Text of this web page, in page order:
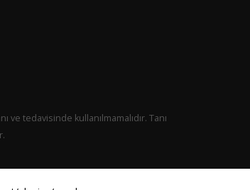
tedavisinde kullanılmamalıdır. Tanı